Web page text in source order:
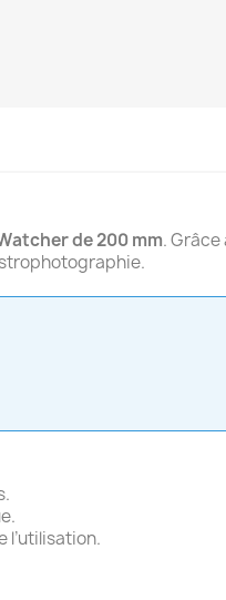
de 200 mm. Grâce
l’utilisation.